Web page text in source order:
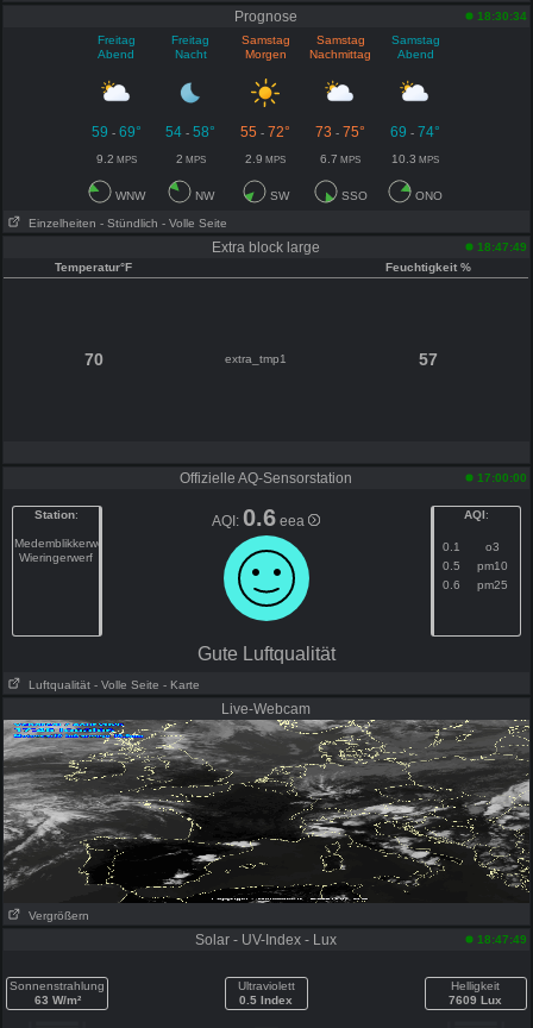
Prognose
18:30:34
Freitag
Abend
Freitag
Nacht
Samstag
Morgen
Samstag
Nachmittag
Samstag
Abend
59 - 69° 54 -58° 55 - 72° 73 - 75° 69 - 74°
9.2 MPS 2 MPS 2.9 MPS 6.7 MPS 10.3 MPS
WNW NW SW SSO ONO
Einzelheiten - Stündlich - Volle Seite
Extra block large
18:47:49
Temperatur°F
Feuchtigkeit %
70 extra_tmp1 57
Offizielle AQ-Sensorstation 17:00:00
Station:
Medemblikkerweg
Wieringerwerf
AQI:0.6 eea AQI:
0.1
o3
0.5
pm10
0.6
pm25
Gute Luftqualität
Luftqualität - Volle Seite - Karte
Live-Webcam
Vergrößern
Solar - UV-Index - Lux 18:47:49
Sonnenstrahlung
63 W/m²
Ultraviolett
0.5 Index
Helligkeit
7609 Lux